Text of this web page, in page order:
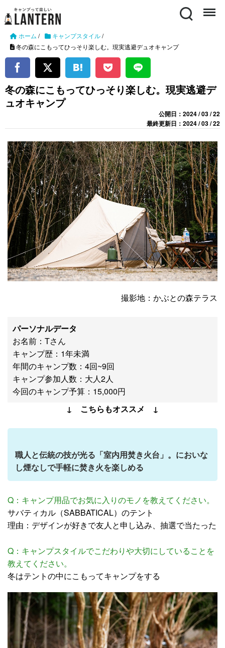
Search Menu
ホーム / キャンプスタイル/
冬の森にこもってひっそり楽しむ。現実逃避デュオキャンプ
冬の森にこもってひっそり楽しむ。現実逃避デ
ュオキャンプ
公開日：2024 / 03 / 22
最終更新日：2024 / 03 / 22
撮影地：かぶとの森テラス
パーソナルデータ
お名前：Tさん
キャンプ歴：1年未満
年間のキャンプ数：4回~9回
キャンプ参加人数：大人2人
今回のキャンプ予算：15,000円
↓ こちらもオススメ ↓
職人と伝統の技が光る「室内用焚き火台」。においな
し煙なしで手軽に焚き火を楽しめる
Q：キャンプ用品でお気に入りのモノを教えてください。
サバティカル（SABBATICAL）のテント
理由：デザインが好きで友人と申し込み、抽選で当たった
Q：キャンプスタイルでこだわりや大切にしていることを
教えてください。
冬はテントの中にこもってキャンプをする